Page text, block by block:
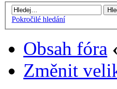
Pokročilé hledání
Obsah fóra ‹
Změnit